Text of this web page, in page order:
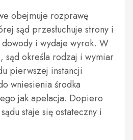
obejmuje rozprawę
sąd przesłuchuje strony i
i wydaje wyrok. W
sąd określa rodzaj i wymiar
pierwszej instancji
wniesienia środka
jak apelacja. Dopiero
staje się ostateczny i